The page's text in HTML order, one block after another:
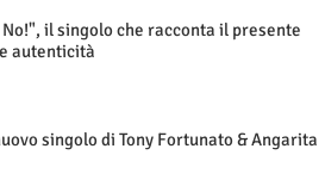
il singolo che racconta il presente
autenticità
singolo di Tony Fortunato & Angarita